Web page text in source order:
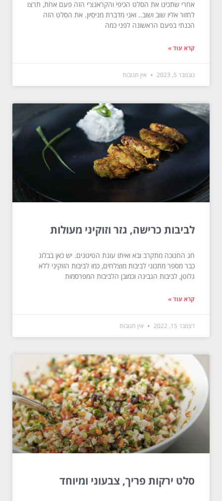
אחרי שתכינו את הסלט הכיפי והקראנצ'י הזה פעם אחת, תרצו
לחזור אליו שוב ושוב.. ואני מדברת מניסיון. את הסלט הזה
הכנתי בפעם הראשונה לפני כמה
קרא עוד »
נובמבר 5, 2023 אין תגובות
לביבות כרישה, גזר וזוקיני מעולות
חג החנוכה מתקרב ובא ואיתו עונת הטיגונים. יש כאן בבלוג
כבר מספר מתכוני לביבות מוצלחים, כמו לביבות הזוקיני ללא
גלוטן, לביבות הגבינה וכמובן הלביבות המפרסמות
קרא עוד »
דצמבר 15, 2022 אין תגובות
סלט ירקות פריך, צבעוני ומיוחד